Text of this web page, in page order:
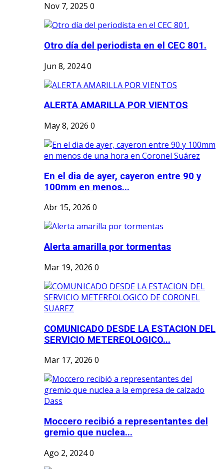
Nov 7, 2025 0
Otro día del periodista en el CEC 801.
Jun 8, 20240
ALERTA AMARILLA POR VIENTOS
May 8, 2026 0
En el dia de ayer, cayeron entre 90 y
100mm en menos...
Abr 15, 2026 0
Alerta amarilla por tormentas
Mar 19, 2026 0
COMUNICADO DESDE LA ESTACION DEL
SERVICIO METEREOLOGICO...
Mar 17, 2026 0
Moccero recibió a representantes del
gremio que nuclea...
Ago 2, 20240